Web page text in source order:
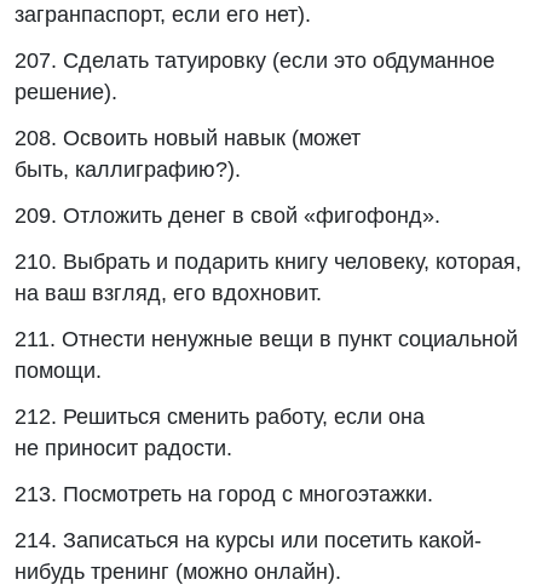
загранпаспорт, если его нет).
207. Сделать татуировку (если это обдуманное
решение).
208. Освоить новый навык (может
быть, каллиграфию?).
209. Отложить денег в свой «фигофонд».
210. Выбрать и подарить книгу человеку, которая,
на ваш взгляд, его вдохновит.
211. Отнести ненужные вещи в пункт социальной
помощи.
212. Решиться сменить работу, если она
не приносит радости.
213. Посмотреть на город с многоэтажки.
214. Записаться на курсы или посетить какой-
нибудь тренинг (можно онлайн).